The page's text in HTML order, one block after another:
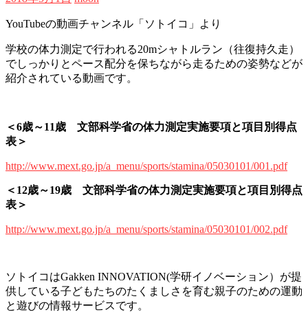
YouTubeの動画チャンネル「ソトイコ」より
学校の体力測定で行われる20mシャトルラン（往復持久走）
でしっかりとペース配分を保ちながら走るための姿勢などが
紹介されている動画です。
＜6歳～11歳 文部科学省の体力測定実施要項と項目別得点
表＞
http://www.mext.go.jp/a_menu/sports/stamina/05030101/001.pdf
＜12歳～19歳 文部科学省の体力測定実施要項と項目別得点
表＞
http://www.mext.go.jp/a_menu/sports/stamina/05030101/002.pdf
ソトイコはGakken INNOVATION(学研イノベーション）が提
供している子どもたちのたくましさを育む親子のための運動
と遊びの情報サービスです。